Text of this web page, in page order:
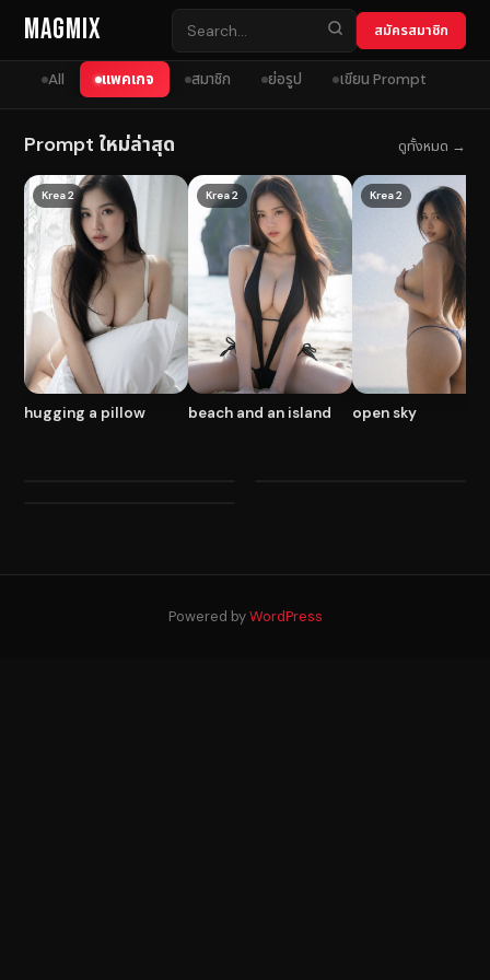
Skip to content
MagMix สมัครสมาชิก
All แพคเกจ สมาชิก ย่อรูป เขียน Prompt
Prompt ใหม่ล่าสุด ดูทั้งหมด →
Krea 2
hugging a pillow
Krea 2
beach and an island
Krea 2
open sky
Powered byWordPress